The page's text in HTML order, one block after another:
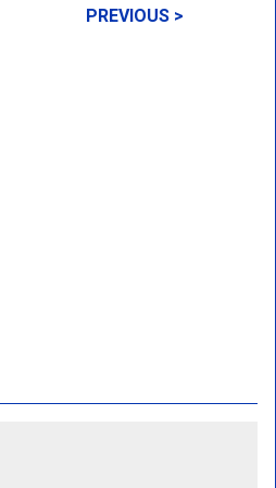
PREVIOUS >